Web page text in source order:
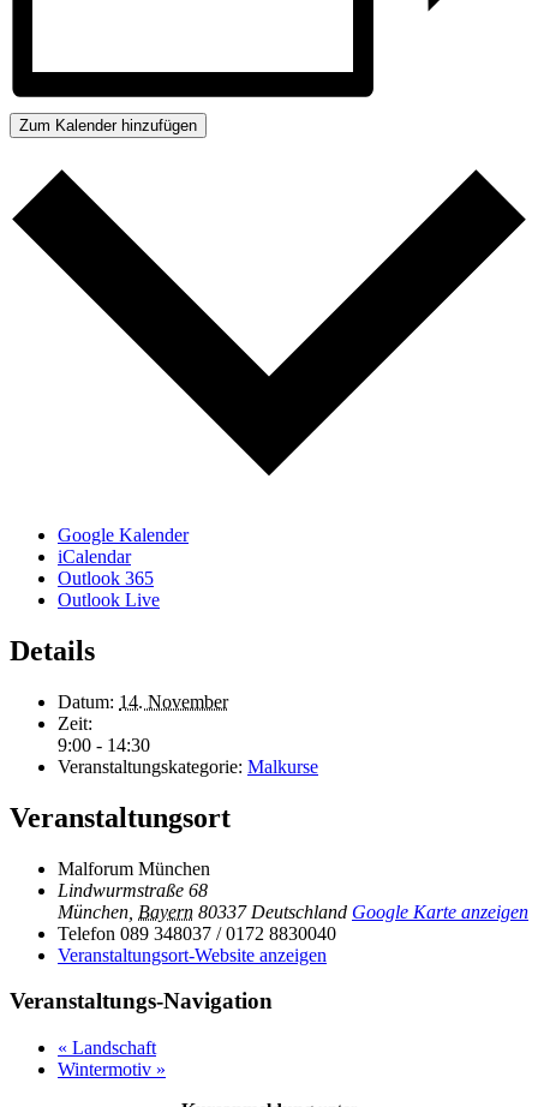
Zum Kalender hinzufügen
Google Kalender
iCalendar
Outlook 365
Outlook Live
Details
Datum: 14. November
Zeit:
9:00 - 14:30
Veranstaltungskategorie: Malkurse
Veranstaltungsort
Malforum München
Lindwurmstraße 68
München Bayern 80337 Deutschland Google Karte anzeigen
Telefon 089 348037 / 0172 8830040
Veranstaltungsort-Website anzeigen
Veranstaltungs-Navigation
« Landschaft
Wintermotiv »